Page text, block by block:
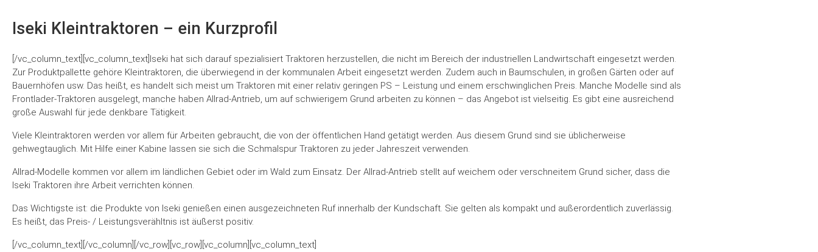
Iseki Kleintraktoren – ein Kurzprofil
[/vc_column_text][vc_column_text]Iseki hat sich darauf spezialisiert Traktoren herzustellen, die nicht im Bereich der industriellen Landwirtschaft eingesetzt werden.
Zur Produktpallette gehöre Kleintraktoren, die überwiegend in der kommunalen Arbeit eingesetzt werden. Zudem auch in Baumschulen, in großen Gärten oder auf
Bauernhöfen usw. Das heißt, es handelt sich meist um Traktoren mit einer relativ geringen PS – Leistung und einem erschwinglichen Preis. Manche Modelle sind als
Frontlader-Traktoren ausgelegt, manche haben Allrad-Antrieb, um auf schwierigem Grund arbeiten zu können – das Angebot ist vielseitig. Es gibt eine ausreichend
große Auswahl für jede denkbare Tätigkeit.
Viele Kleintraktoren werden vor allem für Arbeiten gebraucht, die von der öffentlichen Hand getätigt werden. Aus diesem Grund sind sie üblicherweise
gehwegtauglich. Mit Hilfe einer Kabine lassen sie sich die Schmalspur Traktoren zu jeder Jahreszeit verwenden.
Allrad-Modelle kommen vor allem im ländlichen Gebiet oder im Wald zum Einsatz. Der Allrad-Antrieb stellt auf weichem oder verschneitem Grund sicher, dass die
Iseki Traktoren ihre Arbeit verrichten können.
Das Wichtigste ist: die Produkte von Iseki genießen einen ausgezeichneten Ruf innerhalb der Kundschaft. Sie gelten als kompakt und außerordentlich zuverlässig.
Es heißt, das Preis- / Leistungsverähltnis ist äußerst positiv.
[/vc_column_text][/vc_column][/vc_row][vc_row][vc_column][vc_column_text]